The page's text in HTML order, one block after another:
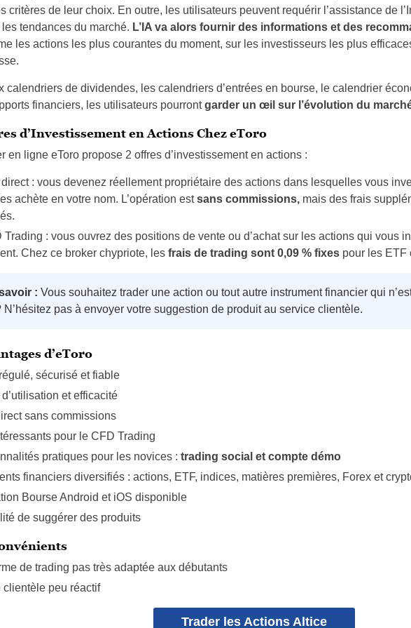
critères de leur choix. En outre, les utilisateurs peuvent requérir l’assistance de
tendances du marché. L’IA va alors fournir des informations et des
les actions les plus courantes du moment, sur les investisseurs les plus
calendriers de dividendes, les calendriers d’entrées en bourse, le calendrier
financiers, les utilisateurs pourrontgarder un œil sur l’évolution du
d’Investissement en Actions Chez eToro
en ligne eToro propose 2 offres d’investissement en actions :
direct : vous devenez réellement propriétaire des actions dans lesquelles vous
achète en votre nom. L’opération estsans commissions, mais des frais
Trading : vous ouvrez des positions de vente ou d’achat sur les actions qui vous
Chez ce broker chypriote, les frais de trading sont 0,09 % fixes pour les ETF
: Vous souhaitez trader une action ou tout autre instrument financier qui
N’hésitez pas à envoyer votre suggestion de produit au service clientèle.
d’eToro
sécurisé et fiable
et efficacité
sans commissions
pour le CFD Trading
pratiques pour les novices : trading social et compte démo
financiers diversifiés : actions, ETF, indices, matières premières, Forex et
Bourse Android et iOS disponible
de suggérer des produits
de trading pas très adaptée aux débutants
clientèle peu réactif
Trader les Actions Altice